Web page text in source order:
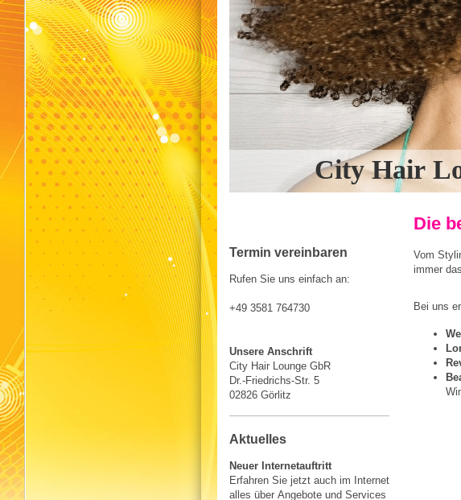
City Hair
Die
Vom
immer
Bei uns
Termin vereinbaren
Rufen Sie uns einfach an:
+49 3581 764730
Unsere Anschrift
City Hair Lounge GbR
Dr.-Friedrichs-Str. 5
02826 Görlitz
Aktuelles
Neuer Internetauftritt
Erfahren Sie jetzt auch im Internet
alles über Angebote und Services